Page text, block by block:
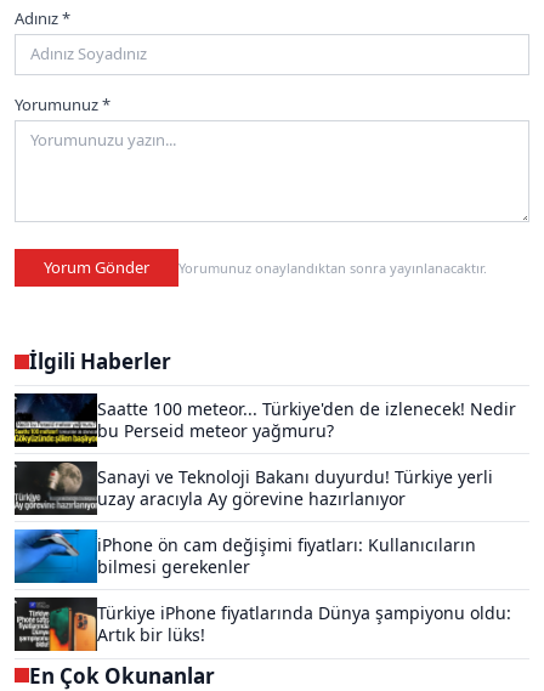
Adınız *
Yorumunuz *
Yorum Gönder Yorumunuz onaylandıktan sonra yayınlanacaktır.
İlgili Haberler
Saatte 100 meteor... Türkiye'den de izlenecek! Nedir
bu Perseid meteor yağmuru?
Sanayi ve Teknoloji Bakanı duyurdu! Türkiye yerli
uzay aracıyla Ay görevine hazırlanıyor
iPhone ön cam değişimi fiyatları: Kullanıcıların
bilmesi gerekenler
Türkiye iPhone fiyatlarında Dünya şampiyonu oldu:
Artık bir lüks!
En Çok Okunanlar